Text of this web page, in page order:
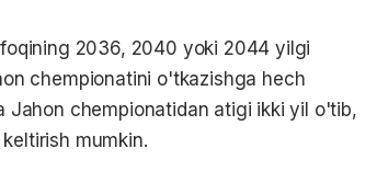
2036, 2040 yoki 2044 yilgi
chempionatini o'tkazishga hech
chempionatidan atigi ikki yil o'tib,
mumkin.